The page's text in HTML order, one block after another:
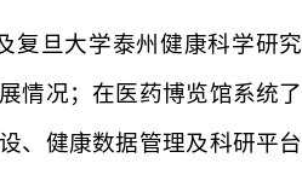
复旦大学泰州健康科学研究
情况；在医药博览馆系统了
、健康数据管理及科研平台